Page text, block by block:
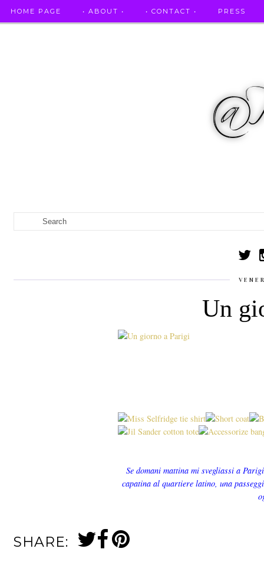
HOME PAGE • ABOUT • • CONTACT • PRESS
Un
Se domani mattina mi svegliassi a
capatina al quartiere latino, una
SHARE: